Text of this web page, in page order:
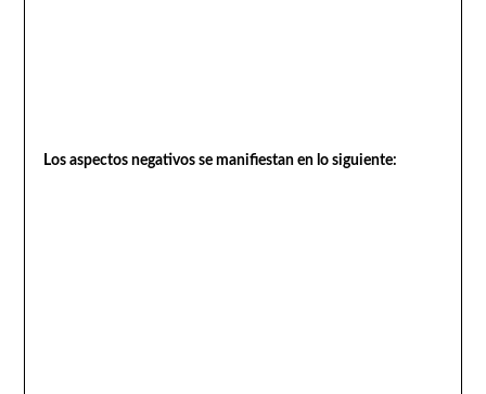
Los aspectos negativos se manifiestan en lo siguiente: